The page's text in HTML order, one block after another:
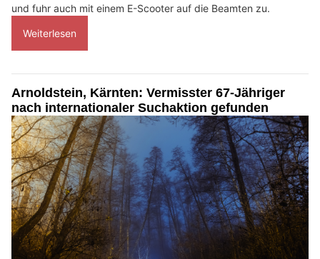
und fuhr auch mit einem E-Scooter auf die Beamten zu.
Weiterlesen
Arnoldstein, Kärnten: Vermisster 67-Jähriger
nach internationaler Suchaktion gefunden